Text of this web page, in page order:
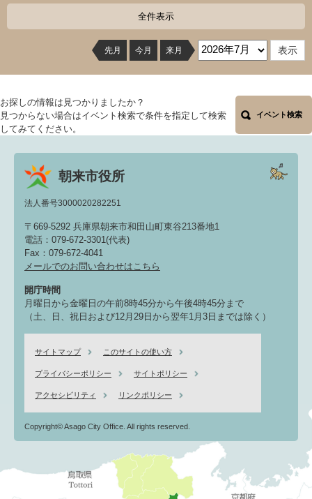
全件表示
先月 今月 来月
お探しの情報は見つかりましたか？
見つからない場合はイベント検索で条件を指定して検索
してみてください。
イベント検索
朝来市役所
法人番号3000020282251
〒669-5292 兵庫県朝来市和田山町東谷213番地1
電話：079-672-3301(代表)
Fax：079-672-4041
メールでのお問い合わせはこちら
開庁時間
月曜日から金曜日の午前8時45分から午後4時45分まで
（土、日、祝日および12月29日から翌年1月3日までは除く）
サイトマップ このサイトの使い方
プライバシーポリシー サイトポリシー
アクセシビリティ リンクポリシー
Copyright© Asago City Office. All rights reserved.